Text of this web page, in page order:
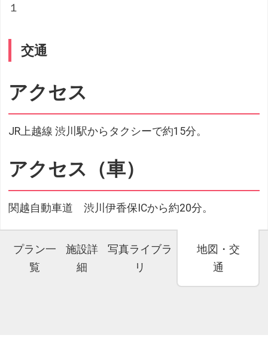
１
交通
アクセス
JR上越線 渋川駅からタクシーで約15分。
アクセス（車）
関越自動車道 渋川伊香保ICから約20分。
プラン一
覧
施設詳
細
写真ライブラ
リ
地図・交
通